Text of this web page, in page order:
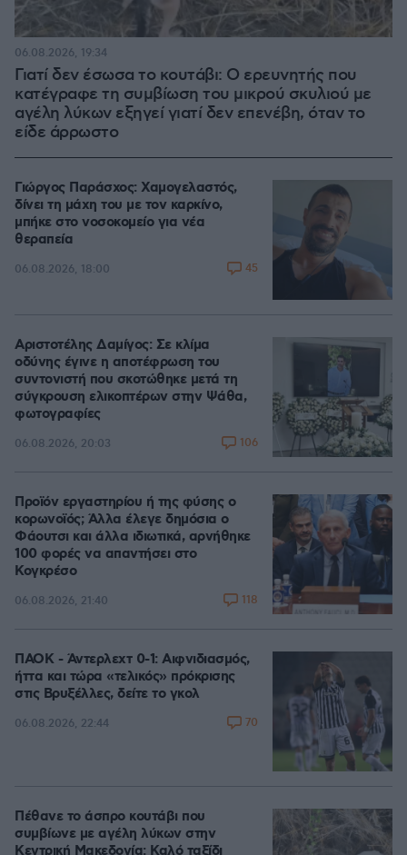
Γιατί δεν έσωσα το κουτάβι: Ο ερευνητής που
κατέγραφε τη συμβίωση του μικρού σκυλιού με
αγέλη λύκων εξηγεί γιατί δεν επενέβη, όταν το
είδε άρρωστο
06.08.2026, 19:34
Γιώργος Παράσχος: Χαμογελαστός,
δίνει τη μάχη του με τον καρκίνο,
μπήκε στο νοσοκομείο για νέα
θεραπεία
06.08.2026, 18:00 45
Αριστοτέλης Δαμίγος: Σε κλίμα
οδύνης έγινε η αποτέφρωση του
συντονιστή που σκοτώθηκε μετά τη
σύγκρουση ελικοπτέρων στην Ψάθα,
φωτογραφίες
06.08.2026, 20:03 106
Προϊόν εργαστηρίου ή της φύσης ο
κορωνοϊός; Άλλα έλεγε δημόσια ο
Φάουτσι και άλλα ιδιωτικά, αρνήθηκε
100 φορές να απαντήσει στο
Κογκρέσο
06.08.2026, 21:40 118
ΠΑΟΚ - Άντερλεχτ 0-1: Αιφνιδιασμός,
ήττα και τώρα «τελικός» πρόκρισης
στις Βρυξέλλες, δείτε το γκολ
06.08.2026, 22:44 70
Πέθανε το άσπρο κουτάβι που
συμβίωνε με αγέλη λύκων στην
Κεντρική Μακεδονία: Καλό ταξίδι